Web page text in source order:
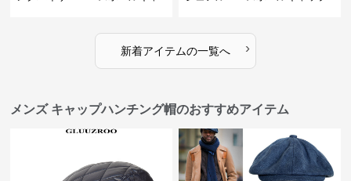
新着アイテムの一覧へ ›
メンズ キャップハンチング帽のおすすめアイテム